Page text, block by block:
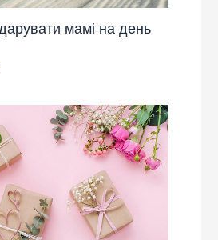
мамі на день